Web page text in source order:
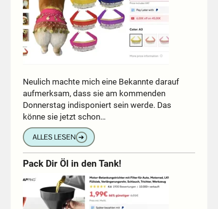
Neulich machte mich eine Bekannte darauf
aufmerksam, dass sie am kommenden
Donnerstag indisponiert sein werde. Das
könne sie jetzt schon…
ALLES LESEN ➔
Pack Dir Öl in den Tank!